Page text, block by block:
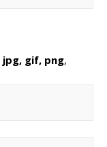
jpg, gif, png,